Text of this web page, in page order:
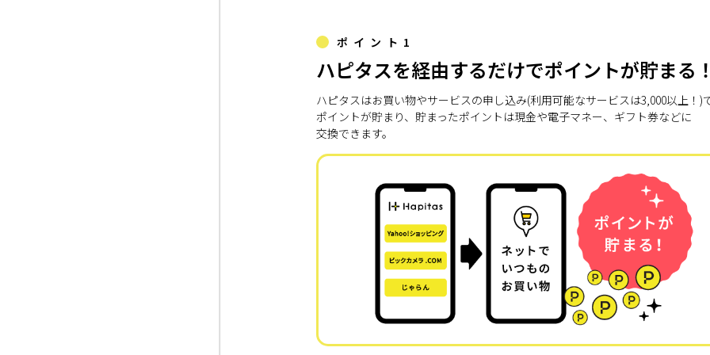
ポイント1
ハピタスを経由するだけでポイントが貯まる
ハピタスはお買い物やサービスの申し込み(利用可能なサービスは3,000以上！)
ポイントが貯まり、貯まったポイントは現金や電子マネー、ギフト券などに
交換できます。